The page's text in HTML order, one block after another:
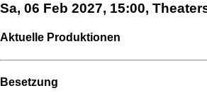
Sa, 06 Feb 2027, 15:00,
Aktuelle Produktionen
Besetzung